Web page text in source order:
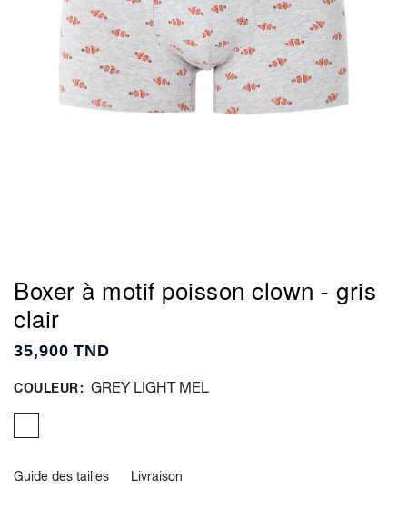
Boxer à motif poisson clown - gris
clair
35,900 TND
COULEUR GREY LIGHT MEL
Guide des tailles Livraison